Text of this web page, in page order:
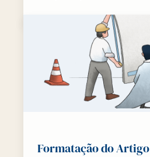
Formatação do Artigo